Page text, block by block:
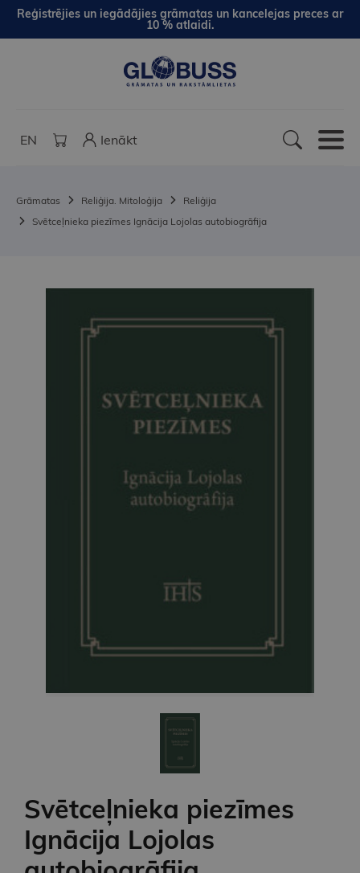
Reģistrējies un iegādājies grāmatas un kancelejas preces ar
10 % atlaidi.
EN Ienākt
Grāmatas Reliģija. Mitoloģija
Reliģija
Svētceļnieka piezīmes Ignācija Lojolas autobiogrāfija
Svētceļnieka piezīmes
Ignācija Lojolas